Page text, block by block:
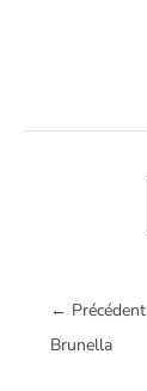
← Précédent
Brunella